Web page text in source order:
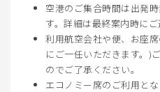
空港のご集合時間は出発
す。詳細は最終案内時にご
利用航空会社や便、お座
にご一任いただきます。)
のでご了承ください。
エコノミー席のご利用とな